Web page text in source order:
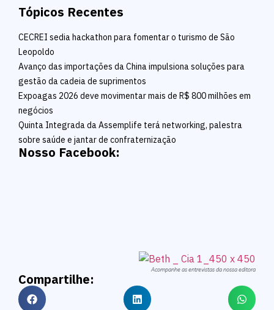
Tópicos Recentes
CECREI sedia hackathon para fomentar o turismo de São
Leopoldo
Avanço das importações da China impulsiona soluções para
gestão da cadeia de suprimentos
Expoagas 2026 deve movimentar mais de R$ 800 milhões em
negócios
Quinta Integrada da Assemplife terá networking, palestra
sobre saúde e jantar de confraternização
Nosso Facebook:
Acompanhe as entrevistas da nossa editora
Compartilhe: